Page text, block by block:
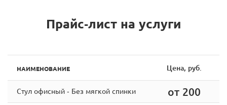
Прайс-лист на услуги
НАИМЕНОВАНИЕ Цена, руб.
Стул офисный - Без мягкой спинки от 200